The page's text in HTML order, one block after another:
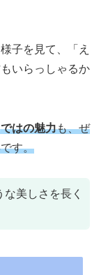
子を見て、「え
いらっしゃるか
はの魅力も、ぜ
す。
美しさを長く